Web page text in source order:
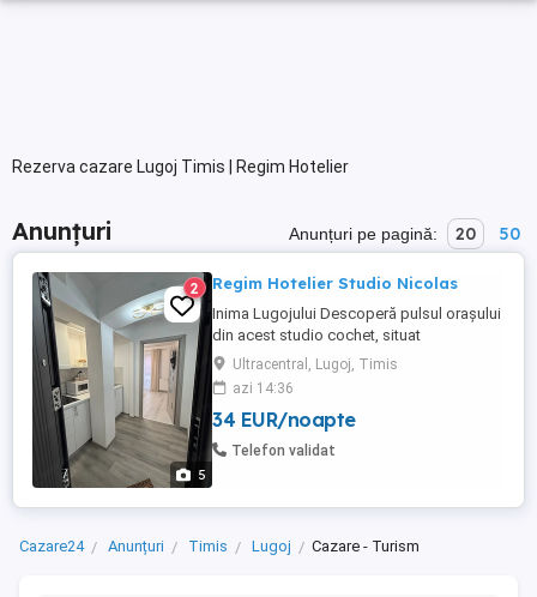
Rezerva cazare Lugoj Timis | Regim Hotelier
Anunțuri Anunțuri pe pagină: 20 50
5
2 Regim Hotelier Studio Nicolas
Inima Lugojului Descoperă pulsul orașului
din acest studio cochet, situat
ULTRACENTRAL! Ești la câțiva pași de
cele mai cool baruri, terase și zona
pietonală. De ce să ne alegi? Locație
imbatabilă: Ești în centrul distracției și al
relaxării. Acces facil: Parcare disponibilă
Ultracentral, Lugoj, Timis
azi 14:36
34 EUR/noapte
Telefon validat
Cazare24 Anunțuri Timis Lugoj Cazare - Turism